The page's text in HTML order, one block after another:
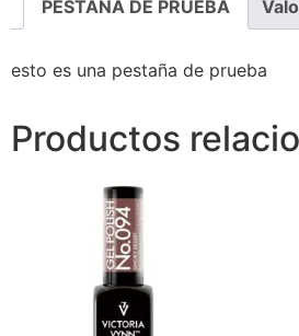
PESTAÑA DE PRUEBA
esto es una pestaña de prueba
Productos